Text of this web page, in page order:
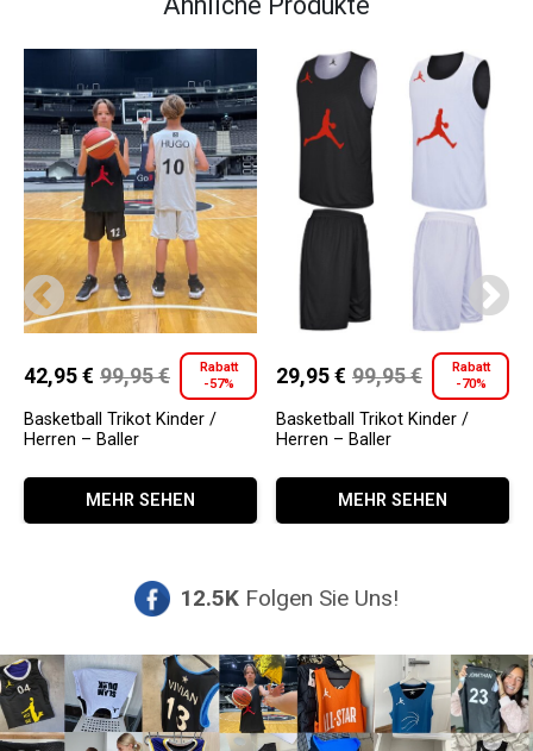
99,95€
Ursprünglicher
Preis
war:
99,95 €
42,95 €
Aktueller
Preis
ist:
42,95 €.
Rabatt
-57%
Basketball Trikot Kinder /
Herren – Baller
Dieses
Produkt
weist
Optionen
können
auf
MEHR SEHEN
99,95€
Ursprünglicher
Preis
war:
99,95 €
29,95 €
Aktueller
Preis
ist:
29,95 €.
Rabatt
-70%
Basketball Trikot Kinder /
Herren – Baller
Dieses
Produkt
weist
Varianten
auf.
Optionen
können
auf
MEHR SEHEN
12.5K Folgen Sie Uns!